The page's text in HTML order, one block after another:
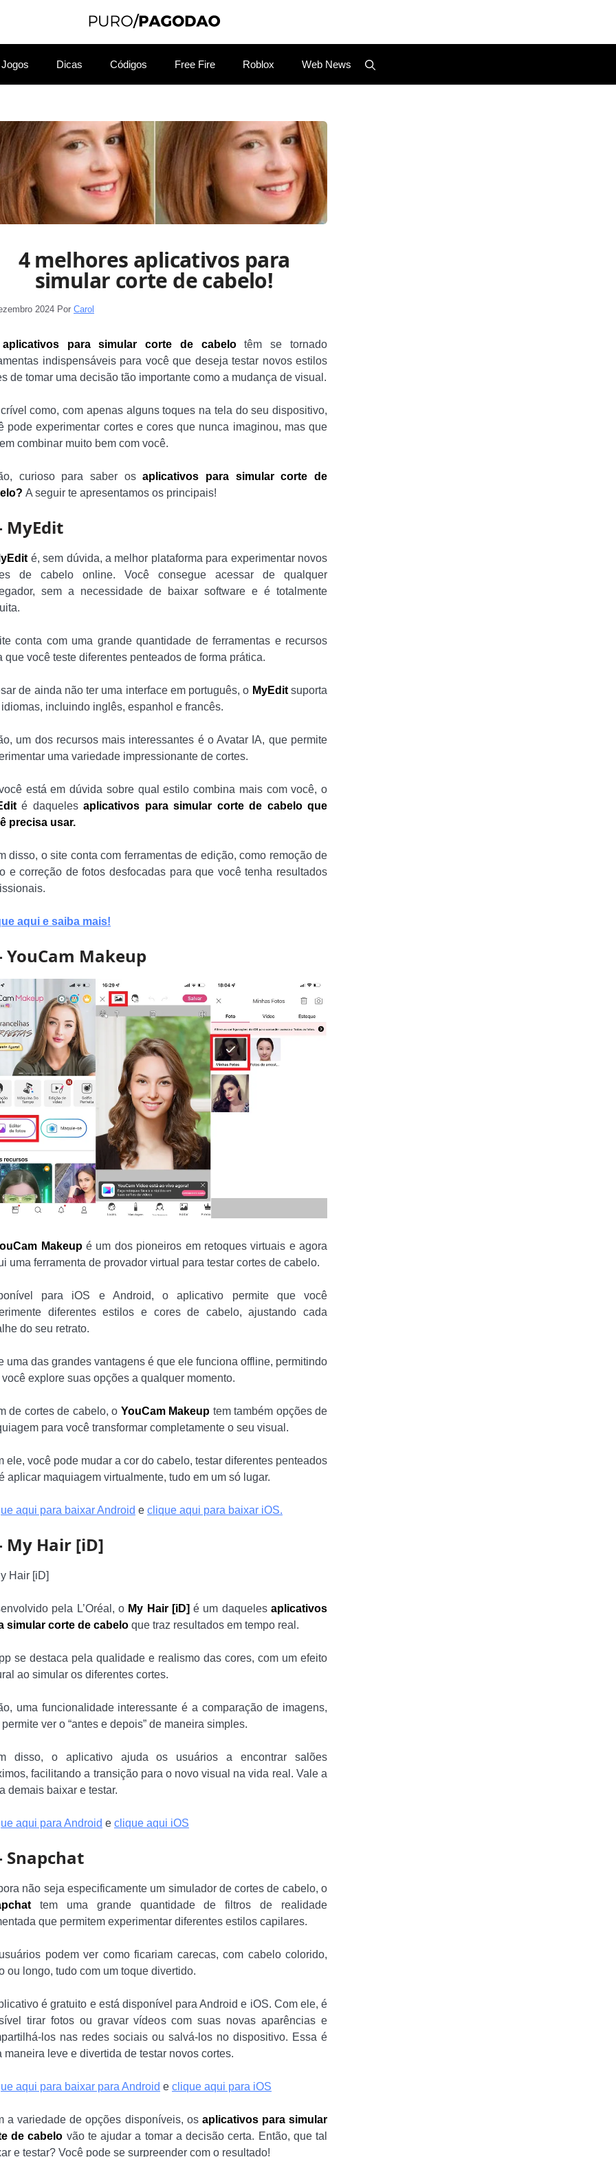
Jogos Dicas Códigos Free Fire Roblox Web News
4 melhores aplicativos para
simular corte de cabelo!
2024 Por Carol
aplicativos para simular corte de cabelotêm se tornado
indispensáveis para você que deseja testar novos estilos
de tomar uma decisão tão importante como a mudança de visual.
como, com apenas alguns toques na tela do seu dispositivo,
pode experimentar cortes e cores que nunca imaginou, mas que
combinar muito bem com você.
curioso para saber osaplicativos para simular corte de
A seguir te apresentamos os principais!
MyEdit
é, sem dúvida, a melhor plataforma para experimentar novos
de cabelo online. Você consegue acessar de qualquer
sem a necessidade de baixar software e é totalmente
conta com uma grande quantidade de ferramentas e recursos
que você teste diferentes penteados de forma prática.
de ainda não ter uma interface em português, o MyEditsuporta
incluindo inglês, espanhol e francês.
um dos recursos mais interessantes é o Avatar IA, que permite
uma variedade impressionante de cortes.
está em dúvida sobre qual estilo combina mais com você, o
é daquelesaplicativos para simular corte de cabelo que
precisa usar.
disso, o site conta com ferramentas de edição, como remoção de
e correção de fotos desfocadas para que você tenha resultados
aqui e saiba mais!
YouCam Makeup
Makeupé um dos pioneiros em retoques virtuais e agora
uma ferramenta de provador virtual para testar cortes de cabelo.
para iOS e Android, o aplicativo permite que você
diferentes estilos e cores de cabelo, ajustando cada
do seu retrato.
uma das grandes vantagens é que ele funciona offline, permitindo
explore suas opções a qualquer momento.
de cortes de cabelo, o YouCam Makeup tem também opções de
para você transformar completamente o seu visual.
ele, você pode mudar a cor do cabelo, testar diferentes penteados
aplicar maquiagem virtualmente, tudo em um só lugar.
aqui para baixar Android e clique aqui para baixar iOS.
My Hair [iD]
pela L’Oréal, o My Hair [iD] é um daquelesaplicativos
simular corte de cabelo que traz resultados em tempo real.
se destaca pela qualidade e realismo das cores, com um efeito
ao simular os diferentes cortes.
uma funcionalidade interessante é a comparação de imagens,
ver o “antes e depois” de maneira simples.
disso, o aplicativo ajuda os usuários a encontrar salões
facilitando a transição para o novo visual na vida real. Vale a
demais baixar e testar.
aqui para Android e clique aqui iOS
Snapchat
não seja especificamente um simulador de cortes de cabelo, o
tem uma grande quantidade de filtros de realidade
que permitem experimentar diferentes estilos capilares.
podem ver como ficariam carecas, com cabelo colorido,
ou longo, tudo com um toque divertido.
é gratuito e está disponível para Android e iOS. Com ele, é
tirar fotos ou gravar vídeos com suas novas aparências e
los nas redes sociais ou salvá-los no dispositivo. Essa é
maneira leve e divertida de testar novos cortes.
aqui para baixar para Android e clique aqui para iOS
a variedade de opções disponíveis, os aplicativos para simular
de cabelo vão te ajudar a tomar a decisão certa. Então, que tal
e testar? Você pode se surpreender com o resultado!